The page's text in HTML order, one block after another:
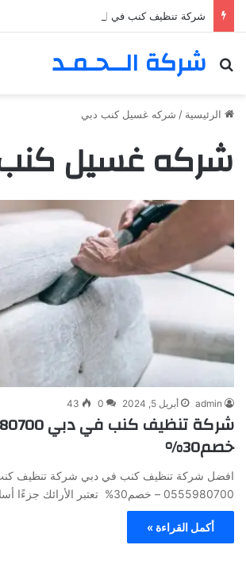
شركة تنظيف كنب في المزهر – دبي 0555980700 – خصم30%
شركة الــحـمـد
بحث عن
الرئيسية / شركه غسيل كنب دبي
شركه غسيل
admin أبريل 5, 2024 0
43
خصم30%
افضل شركة تنظيف كنب في دبي شركة تنظيف
0555980700 – خصم30% تعتبر الأرائك جزءًا أساسيًا من أثاث…
أكمل القراءة »